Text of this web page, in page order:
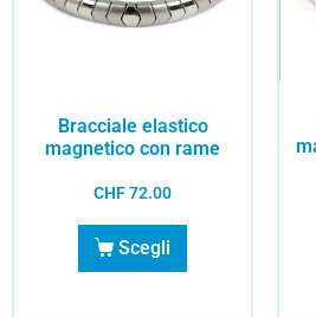
Bracciale elastico
magnetico con rame
CHF72.00
Scegli